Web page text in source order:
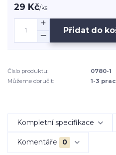
29 Kč/ks
Přidat do
Číslo produktu:
0780-1
Můžeme doručit:
1-3
Kompletní specifikace
Komentáře 0